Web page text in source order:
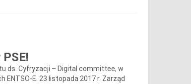
ds. Cyfryzacji – Digital committee, w
E. 23 listopada 2017 r. Zarząd